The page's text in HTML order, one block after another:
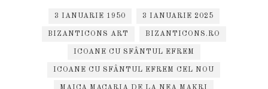
3 IANUARIE 1950 3 IANUARIE 2025
BIZANTICONS ART BIZANTICONS.RO
ICOANE CU SFÂNTUL EFREM
ICOANE CU SFÂNTUL EFREM CEL NOU